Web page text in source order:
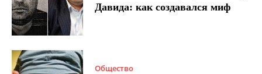
Давида: как создавался миф
Общество